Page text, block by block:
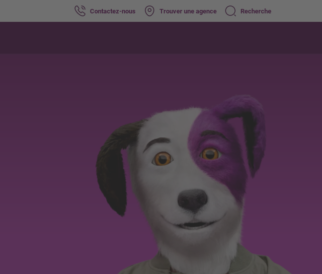
Contactez-nous Trouver une agence Recherche